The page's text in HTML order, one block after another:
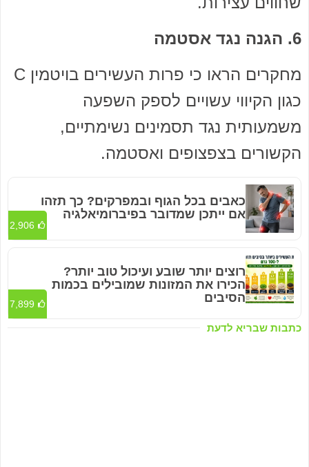
6. הגנה נגד אסטמה
מחקרים הראו כי פרות העשירים בויטמין C
כגון הקיווי עשויים לספק השפעה
משמעותית נגד תסמינים נשימתיים,
הקשורים בצפצופים ואסטמה.
כתבות שבריא לדעת
כאבים בכל הגוף ובמפרקים? כך תזהו
אם ייתכן שמדובר בפיברומיאלגיה
2,906
רוצים יותר שובע ועיכול טוב יותר?
הכירו את המזונות שמובילים בכמות
הסיבים
7,899